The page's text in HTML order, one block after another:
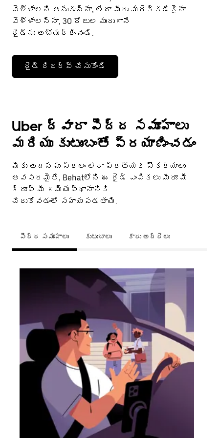
వెళ్ళాలని అనుకున్నా, లేదా మీరు మరెక్కడికైనా
వెళ్ళాలన్నా, 30 రోజుల ముందుగానే
రైడ్‌ను అభ్యర్థించండి.
రైడ్ రిజర్వ్ చేసుకోండి
Uber ద్వారా పెద్ద సమూహాలు
మరియు కుటుంబంతో ప్రయాణించడం
మీకు అదనపు స్థలం లేదా ప్రత్యేక సౌకర్యాలు
అవసరమైతే, Behatలోని ఈ రైడ్ ఎంపికలు మీరూ మీ
గ్రూప్ మీ గమ్యస్థానానికి
చేరుకోవడంలో సహాయపడతాయి.
పెద్ద సమూహాలు కుటుంబాలు కారు అద్దెలు